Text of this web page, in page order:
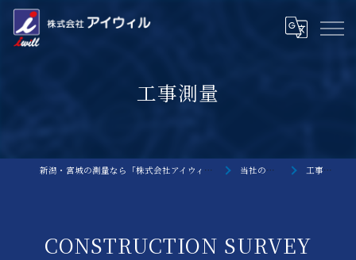
工事測量
新潟・宮城の測量なら「株式会社アイウィル」 当社の特徴 工事測量
CONSTRUCTION SURVEY